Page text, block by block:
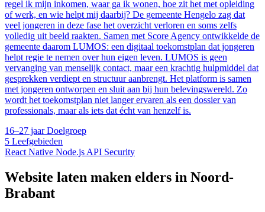
regel ik mijn inkomen, waar ga ik wonen, hoe zit het met opleiding
of werk, en wie helpt mij daarbij? De gemeente Hengelo zag dat
veel jongeren in deze fase het overzicht verloren en soms zelfs
volledig uit beeld raakten. Samen met Score Agency ontwikkelde de
gemeente daarom LUMOS: een digitaal toekomstplan dat jongeren
helpt regie te nemen over hun eigen leven. LUMOS is geen
vervanging van menselijk contact, maar een krachtig hulpmiddel dat
gesprekken verdiept en structuur aanbrengt. Het platform is samen
met jongeren ontworpen en sluit aan bij hun belevingswereld. Zo
wordt het toekomstplan niet langer ervaren als een dossier van
professionals, maar als iets dat écht van henzelf is.
16–27 jaarDoelgroep
5 Leefgebieden
React Native Node.js API Security
Website laten maken elders in Noord-
Brabant